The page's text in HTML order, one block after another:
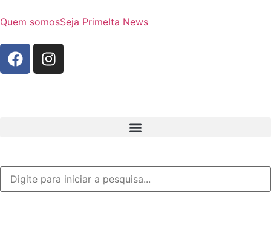
Quem somosSeja PrimeIta News